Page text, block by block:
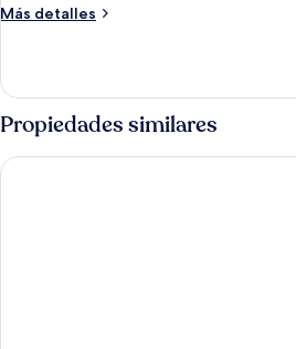
Más detalles
Más
Propiedades similares
Kamaniiya Petitenget Seminyak